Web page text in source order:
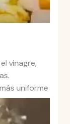
vinagre,
uniforme